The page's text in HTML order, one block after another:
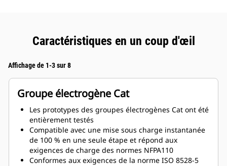
Caractéristiques en un coup d'œil
Affichage de 1-3 sur 8
Groupe électrogène Cat
Les prototypes des groupes électrogènes Cat ont été
entièrement testés
Compatible avec une mise sous charge instantanée
de 100 % en une seule étape et répond aux
exigences de charge des normes NFPA110
Conformes aux exigences de la norme ISO 8528-5